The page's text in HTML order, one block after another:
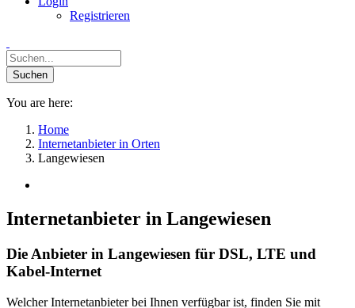
Registrieren
You are here:
Home
Internetanbieter in Orten
Langewiesen
Internetanbieter in Langewiesen
Die Anbieter in Langewiesen für DSL, LTE und
Kabel-Internet
Welcher Internetanbieter bei Ihnen verfügbar ist, finden Sie mit